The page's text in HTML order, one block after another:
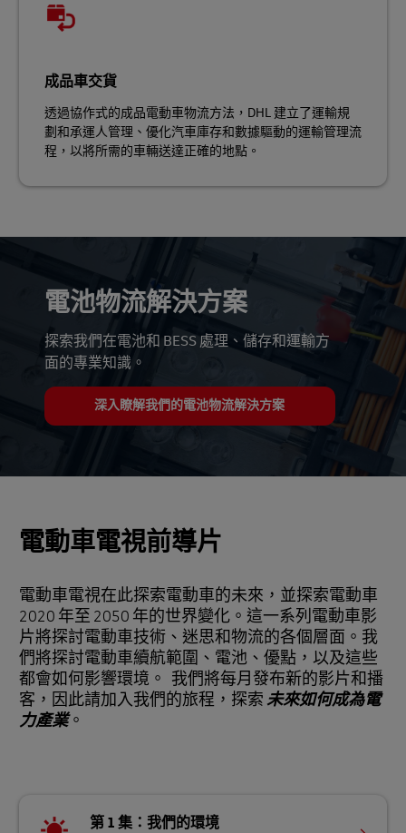
成品車交貨
透過協作式的成品電動車物流方法，DHL 建立了運輸規
劃和承運人管理、優化汽車庫存和數據驅動的運輸管理流
程，以將所需的車輛送達正確的地點。
電池物流解決方案
探索我們在電池和 BESS 處理、儲存和運輸方
面的專業知識。
深入瞭解我們的電池物流解決方案
電動車電視前導片
電動車電視在此探索電動車的未來，並探索電動車
2020 年至 2050 年的世界變化。這一系列電動車影
片將探討電動車技術、迷思和物流的各個層面。我
們將探討電動車續航範圍、電池、優點，以及這些
都會如何影響環境。 我們將每月發布新的影片和播
客，因此請加入我們的旅程，探索 未來如何成為電
力產業。
第 1 集：我們的環境